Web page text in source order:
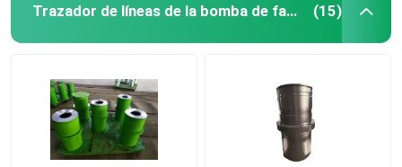
Trazador de líneas de la bomba de fango (15)